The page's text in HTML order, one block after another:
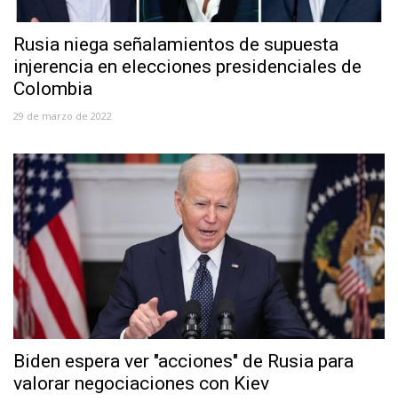
Rusia niega señalamientos de supuesta
injerencia en elecciones presidenciales de
Colombia
29 de marzo de 2022
Biden espera ver "acciones" de Rusia para
valorar negociaciones con Kiev